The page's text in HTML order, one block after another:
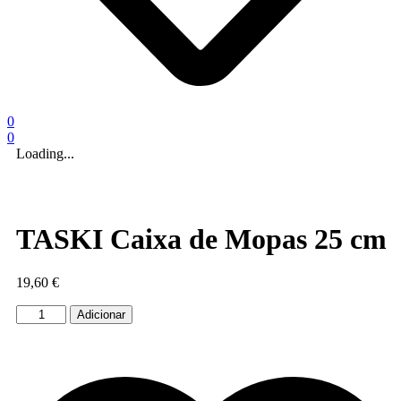
0
0
Loading...
TASKI Caixa de Mopas 25 cm
19,60 €
Quantidade
de
Adicionar